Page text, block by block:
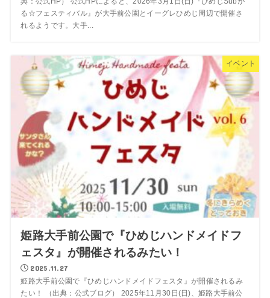
る☆フェスティバル』が大手前公園とイーグレひめじ周辺で開催さ
れるようです。大手...
イベント
姫路大手前公園で『ひめじハンドメイドフ
ェスタ』が開催されるみたい！
2025.11.27
姫路大手前公園で『ひめじハンドメイドフェスタ』が開催されるみ
たい！ （出典：公式ブログ） 2025年11月30日(日)、姫路大手前公